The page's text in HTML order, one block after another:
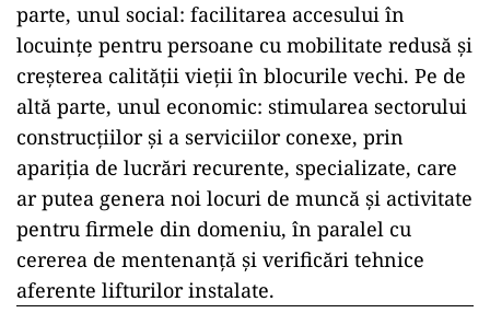
parte, unul social: facilitarea accesului în
locuințe pentru persoane cu mobilitate redusă și
creșterea calității vieții în blocurile vechi. Pe de
altă parte, unul economic: stimularea sectorului
construcțiilor și a serviciilor conexe, prin
apariția de lucrări recurente, specializate, care
ar putea genera noi locuri de muncă și activitate
pentru firmele din domeniu, în paralel cu
cererea de mentenanță și verificări tehnice
aferente lifturilor instalate.